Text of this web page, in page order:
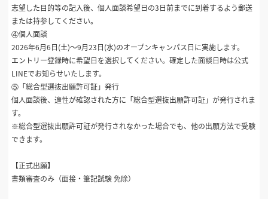
志望した目的等の記入後、個人面談希望日の3日前までに到着するよう郵送
または持参してください。
④個人面談
2026年6月6日(土)〜9月23日(水)のオープンキャンパス日に実施します。
エントリー登録時に希望日を選択してください。確定した面談日時は公式
LINEでお知らせいたします。
⑤「総合型選抜出願許可証」発行
個人面談後、適性が確認された方に「総合型選抜出願許可証」が発行されま
す。
※総合型選抜出願許可証が発行されなかった場合でも、他の出願方法で受験
できます。
【正式出願】
書類審査のみ（面接・筆記試験 免除）